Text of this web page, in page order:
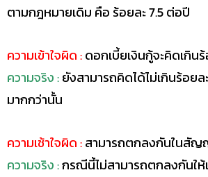
ตามกฎหมายเดิม คือ ร้อยละ 7.5 ต่อปี
ความเข้าใจผิด :ดอกเบี้ยเงินกู้จะคิดเกิน
ความจริง :ยังสามารถคิดได้ไม่เกินร้อย
มากกว่านั้น
ความเช้าใจผิด :สามารถตกลงกันในสัญ
ความจริง :กรณีนี้ไม่สามารถตกลงกันใ